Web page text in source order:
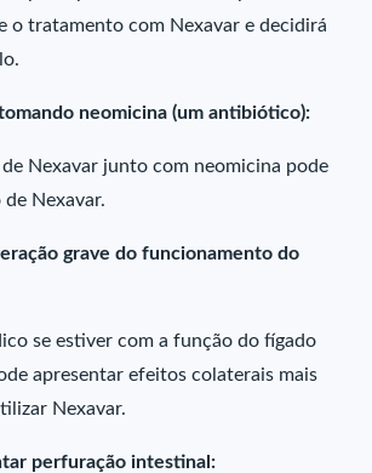
o tratamento com Nexavar e decidirá
neomicina (um antibiótico):
Nexavar junto com neomicina pode
Nexavar.
grave do funcionamento do
se estiver com a função do fígado
apresentar efeitos colaterais mais
Nexavar.
perfuração intestinal: